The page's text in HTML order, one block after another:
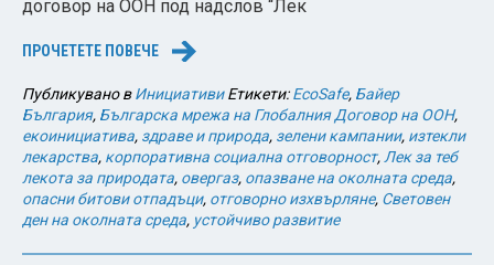
договор на ООН под надслов “Лек
ПРОЧЕТЕТЕ ПОВЕЧЕ →
Публикувано вИнициативи Етикети:EcoSafe, Байер
България, Българска мрежа на Глобалния Договор на ООН,
екоинициатива, здраве и природа, зелени кампании, изтекли
лекарства, корпоративна социална отговорност, Лек за теб
лекота за природата, овергаз, опазване на околната среда,
опасни битови отпадъци, отговорно изхвърляне, Световен
ден на околната среда, устойчиво развитие